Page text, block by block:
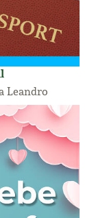
Leandro